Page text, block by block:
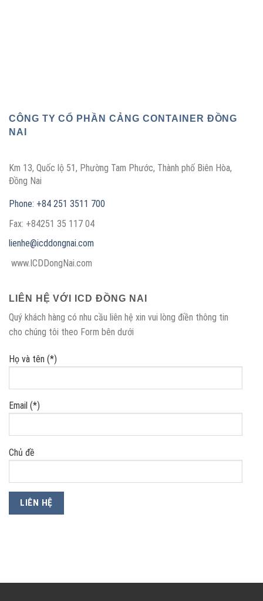
CÔNG TY CỔ PHẦN CẢNG CONTAINER ĐỒNG
NAI
Km 13, Quốc lộ 51, Phường Tam Phước, Thành phố Biên Hòa,
Đồng Nai
Phone: +84 251 3511 700
Fax: +84251 35 117 04
lienhe@icddongnai.com
www.ICDDongNai.com
LIÊN HỆ VỚI ICD ĐỒNG NAI
Quý khách hàng có nhu cầu liên hệ xin vui lòng điền thông tin
cho chúng tôi theo Form bên dưới
Họ và tên (*)
Email (*)
Chủ đề